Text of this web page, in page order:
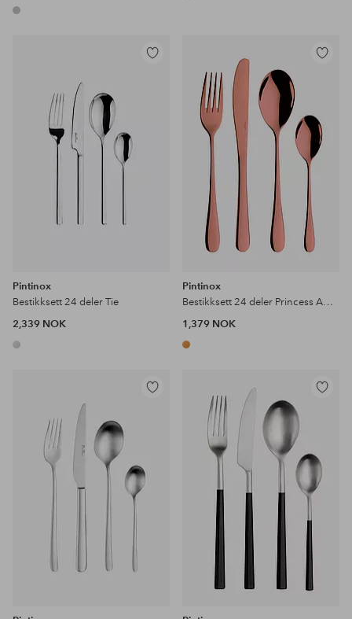
Legg
Pintinox
Bestikksett 24 deler Tie
2,339 NOK
Legg
Pintinox
Bestikksett 24 deler Princess Amber
1,379 NOK
Legg
Legg